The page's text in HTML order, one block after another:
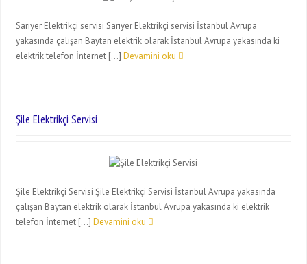
Sarıyer Elektrikçi servisi Sarıyer Elektrikçi servisi İstanbul Avrupa
yakasında çalışan Baytan elektrik olarak İstanbul Avrupa yakasında ki
elektrik telefon İnternet […]Devamini oku
Şile Elektrikçi Servisi
Şile Elektrikçi Servisi Şile Elektrikçi Servisi İstanbul Avrupa yakasında
çalışan Baytan elektrik olarak İstanbul Avrupa yakasında ki elektrik
telefon İnternet […]Devamini oku